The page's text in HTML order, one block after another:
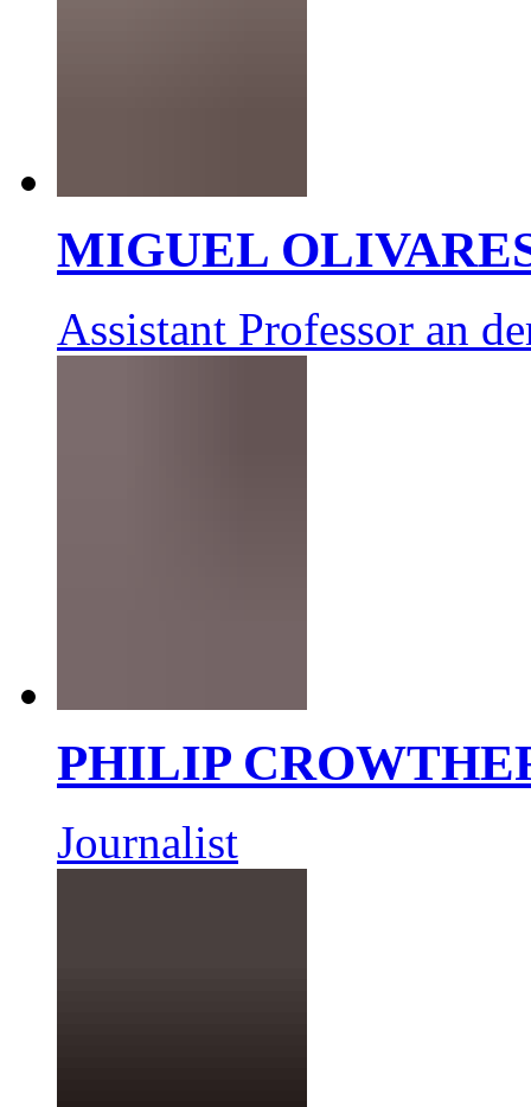
MIGUEL
Assistant Professor an
PHILIP
Journalist